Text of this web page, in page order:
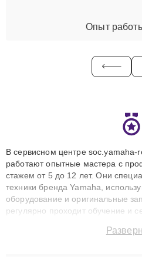
Опыт
В сервисном центре soc.yamaha-
работают опытные мастера с
стажем от 5 до 12 лет. Они
техники бренда Yamaha,
оборудование и оригинальные
регулярно проходит обучение и
технику с сохранением гарантии